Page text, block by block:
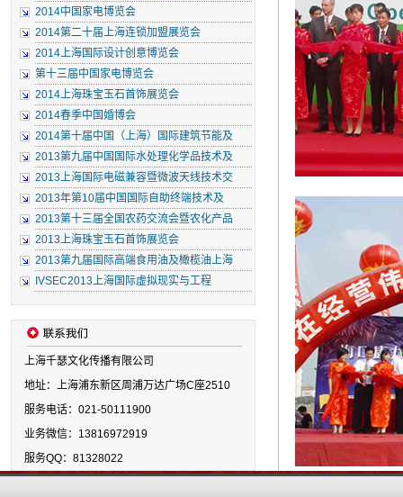
2014中国家电博览会
2014第二十届上海连锁加盟展览会
2014上海国际设计创意博览会
第十三届中国家电博览会
2014上海珠宝玉石首饰展览会
2014春季中国婚博会
2014第十届中国（上海）国际建筑节能及
2013第九届中国国际水处理化学品技术及
2013上海国际电磁兼容暨微波天线技术交
2013年第10届中国国际自助终端技术及
2013第十三届全国农药交流会暨农化产品
2013上海珠宝玉石首饰展览会
2013第九届国际高端食用油及橄榄油上海
IVSEC2013上海国际虚拟现实与工程
上海千瑟文化传播有限公司
地址：上海浦东新区周浦万达广场C座2510
服务电话：021-50111900
业务微信：13816972919
服务QQ：81328022